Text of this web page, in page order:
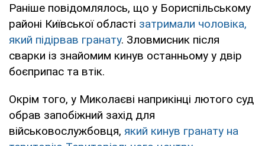
Раніше повідомлялось, що у Бориспільському
районі Київської області затримали чоловіка,
який підірвав гранату. Зловмисник після
сварки із знайомим кинув останньому у двір
боєприпас та втік.
Окрім того, у Миколаєві наприкінці лютого суд
обрав запобіжний захід для
військовослужбовця, який кинув гранату на